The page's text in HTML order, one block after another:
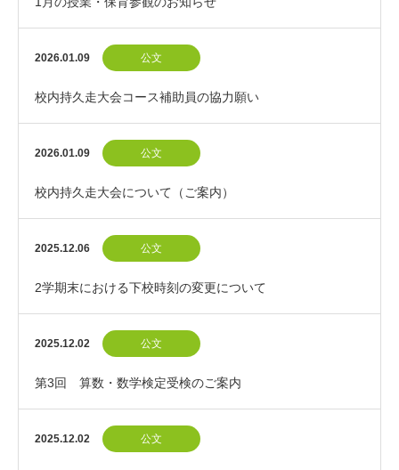
2026.01.09 公文
校内持久走大会コース補助員の協力願い
2026.01.09 公文
校内持久走大会について（ご案内）
2025.12.06 公文
2学期末における下校時刻の変更について
2025.12.02 公文
第3回 算数・数学検定受検のご案内
2025.12.02 公文